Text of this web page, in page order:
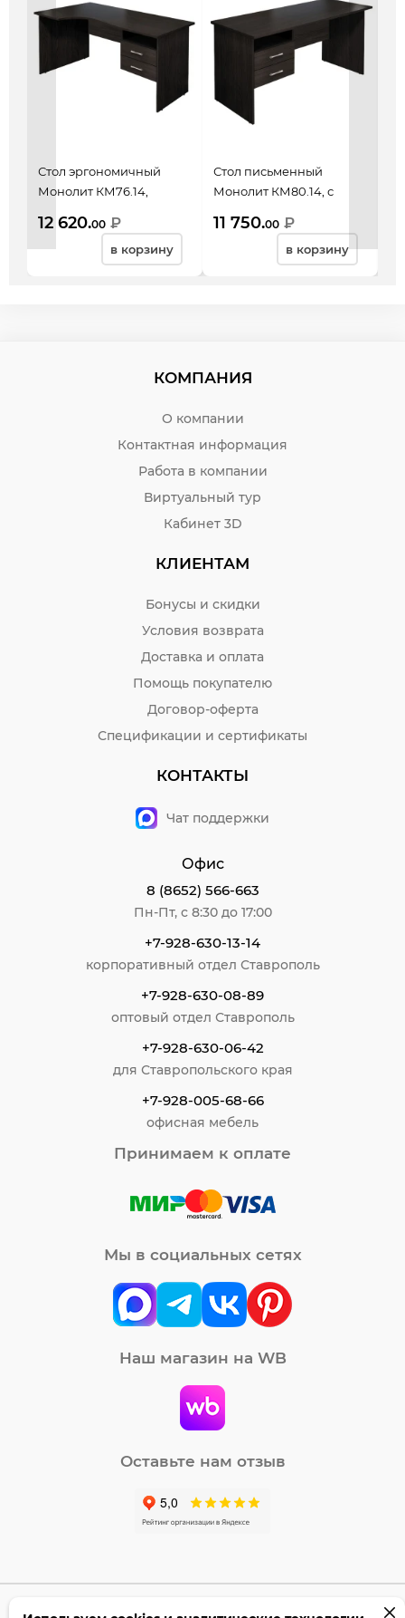
Стол эргономичный
Монолит КМ76.14,
тумбой,
1404*904(704)*756,
12 620.00 ₽
в корзину
Стол письменный
Монолит КМ80.14, с
1404*704*756, венге
11 750.00 ₽
в корзину
КОМПАНИЯ
О компании
Контактная информация
Работа в компании
Виртуальный тур
Кабинет 3D
КЛИЕНТАМ
Бонусы и скидки
Условия возврата
Доставка и оплата
Помощь покупателю
Договор-оферта
Спецификации и сертификаты
КОНТАКТЫ
Чат поддержки
Офис
8 (8652) 566-663
Пн-Пт, с 8:30 до 17:00
+7-928-630-13-14
корпоративный отдел Ставрополь
+7-928-630-08-89
оптовый отдел Ставрополь
+7-928-630-06-42
для Ставропольского края
+7-928-005-68-66
офисная мебель
Принимаем к оплате
Мы в социальных сетях
Наш магазин на WB
Оставьте нам отзыв